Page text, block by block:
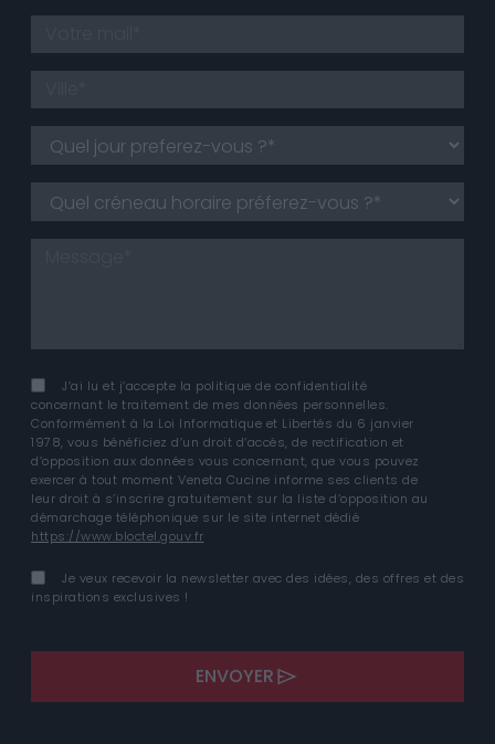
J’ai lu et j’accepte la politique de confidentialité
concernant le traitement de mes données personnelles.
Conformément à la Loi Informatique et Libertés du 6 janvier
1978, vous bénéficiez d’un droit d’accès, de rectification et
d’opposition aux données vous concernant, que vous pouvez
exercer à tout moment Veneta Cucine informe ses clients de
leur droit à s’inscrire gratuitement sur la liste d’opposition au
démarchage téléphonique sur le site internet dédié
https://www.bloctel.gouv.fr
Je veux recevoir la newsletter avec des idées, des offres et des
inspirations exclusives !
ENVOYER